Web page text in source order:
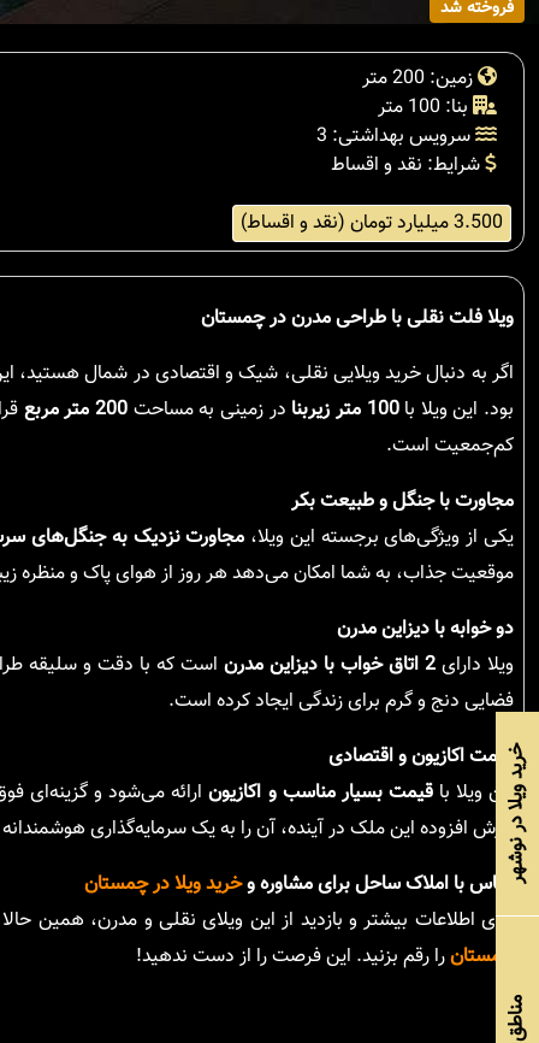
فروخته شد
زمین: 200 متر
بنا: 100 متر
سرویس بهداشتی: 3
شرایط: نقد و اقساط
3.500 میلیارد تومان (نقد و اقساط)
ویلا فلت نقلی با طراحی مدرن در چمستان
اگر به دنبال خرید ویلایی نقلی، شیک و اقتصادی در شمال هستید،
بود. این ویلا با100 متر زیربنا در زمینی به مساحت 200 متر مربع
کم‌جمعیت است.
مجاورت با جنگل و طبیعت بکر
یکی از ویژگی‌های برجسته این ویلا، مجاورت نزدیک به جنگل‌های
موقعیت جذاب، به شما امکان می‌دهد هر روز از هوای پاک و منظره
دو خوابه با دیزاین مدرن
ویلا دارای 2 اتاق خواب با دیزاین مدرن
است که با دقت و سلیقه
فضایی دنج و گرم برای زندگی ایجاد کرده است.
قیمت اکازیون و اقتصادی
این ویلا باقیمت بسیار مناسب و اکازیونارائه می‌شود و گزینه‌ای
ارزش افزوده این ملک در آینده، آن را به یک سرمایه‌گذاری
تماس با املاک ساحل برای مشاوره وخرید ویلا در چمستان
برای اطلاعات بیشتر و بازدید از این ویلای نقلی و مدرن، همین
چمستانرا رقم بزنید. این فرصت را از دست ندهید!
خرید ویلا در نوشهر
مناطق